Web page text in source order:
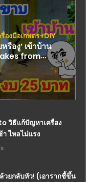
รื่องมือเกษตร+DIY
รืองู’ เข้าบ้าน
from
โอ เกษตร
วิธีแก้ปัญหาเครื่อง
ไหลไม่แรง
วยกลับหัว! (เอารากชี้ขึ้น